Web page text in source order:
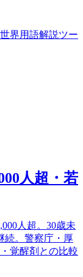
界用語解説ツー
人超・若
人超。30歳未
続。警察庁・厚
覚醒剤との比較